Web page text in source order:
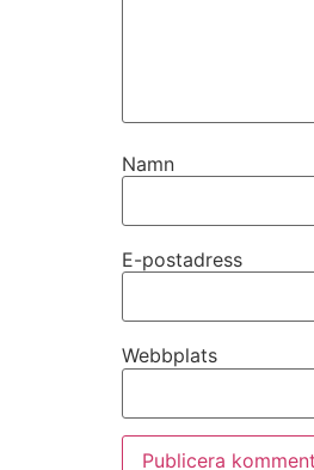
Namn
E-postadress
Webbplats